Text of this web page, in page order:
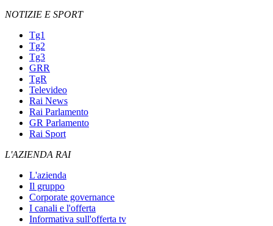
NOTIZIE E SPORT
Tg1
Tg2
Tg3
GRR
TgR
Televideo
Rai News
Rai Parlamento
GR Parlamento
Rai Sport
L'AZIENDA RAI
L'azienda
Il gruppo
Corporate governance
I canali e l'offerta
Informativa sull'offerta tv